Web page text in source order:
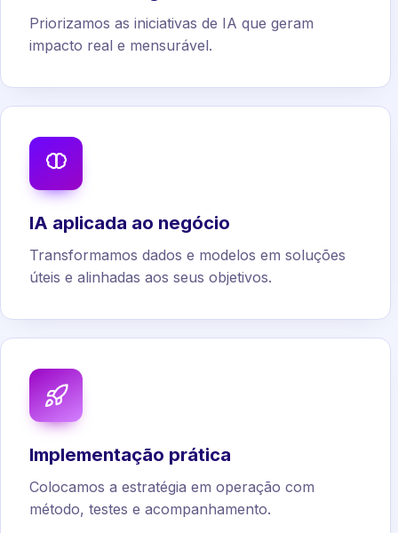
Priorizamos as iniciativas de IA que geram
impacto real e mensurável.
IA aplicada ao negócio
Transformamos dados e modelos em soluções
úteis e alinhadas aos seus objetivos.
Implementação prática
Colocamos a estratégia em operação com
método, testes e acompanhamento.